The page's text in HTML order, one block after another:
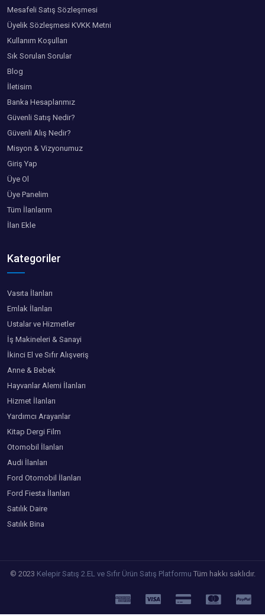
Mesafeli Satış Sözleşmesi
Üyelik Sözleşmesi KVKK Metni
Kullanım Koşulları
Sık Sorulan Sorular
Blog
İletisim
Banka Hesaplarımız
Güvenli Satış Nedir?
Güvenli Alış Nedir?
Misyon & Vizyonumuz
Giriş Yap
Üye Ol
Üye Panelim
Tüm İlanlarım
İlan Ekle
Kategoriler
Vasıta İlanları
Emlak İlanları
Ustalar ve Hizmetler
İş Makineleri & Sanayi
İkinci El ve Sıfır Alışveriş
Anne & Bebek
Hayvanlar Alemi İlanları
Hizmet İlanları
Yardımcı Arayanlar
Kitap Dergi Film
Otomobil İlanları
Audi İlanları
Ford Otomobil İlanları
Ford Fiesta İlanları
Satılık Daire
Satılık Bina
© 2023 Kelepir Satış 2.EL ve Sıfır Ürün Satış Platformu Tüm hakkı saklıdır.